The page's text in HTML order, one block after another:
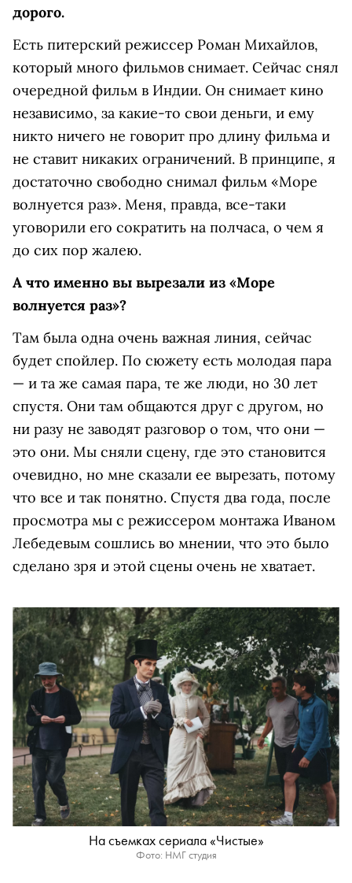
дорого.
Есть питерский режиссер Роман Михайлов,
который много фильмов снимает. Сейчас снял
очередной фильм в Индии. Он снимает кино
независимо, за какие-то свои деньги, и ему
никто ничего не говорит про длину фильма и
не ставит никаких ограничений. В принципе, я
достаточно свободно снимал фильм «Море
волнуется раз». Меня, правда, все-таки
уговорили его сократить на полчаса, о чем я
до сих пор жалею.
А что именно вы вырезали из «Море
волнуется раз»?
Там была одна очень важная линия, сейчас
будет спойлер. По сюжету есть молодая пара
— и та же самая пара, те же люди, но 30 лет
спустя. Они там общаются друг с другом, но
ни разу не заводят разговор о том, что они —
это они. Мы сняли сцену, где это становится
очевидно, но мне сказали ее вырезать, потому
что все и так понятно. Спустя два года, после
просмотра мы с режиссером монтажа Иваном
Лебедевым сошлись во мнении, что это было
сделано зря и этой сцены очень не хватает.
На съемках сериала «Чистые»
Фото: НМГ студия